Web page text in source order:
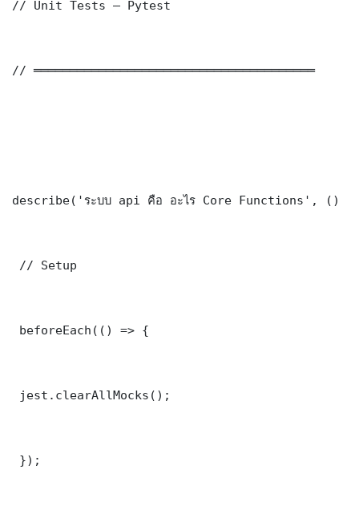
// Unit Tests — Pytest
// ═══════════════════════════════════════
describe('ระบบ api คือ อะไร Core Functions', ()
// Setup
beforeEach(() => {
jest.clearAllMocks();
});